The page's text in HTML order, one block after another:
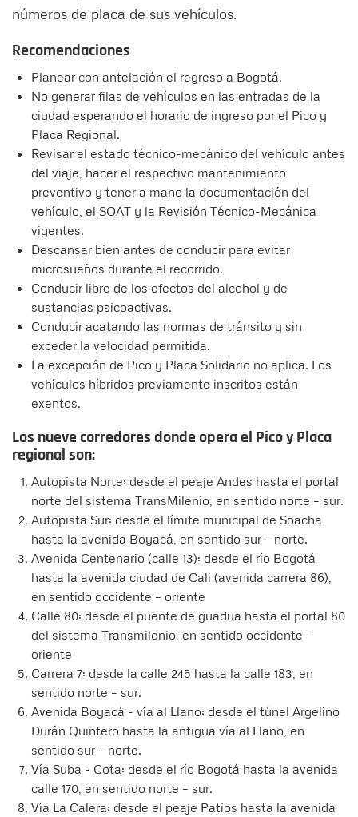
números de placa de sus vehículos.
Recomendaciones
Planear con antelación el regreso a Bogotá.
No generar filas de vehículos en las entradas de la
ciudad esperando el horario de ingreso por el Pico y
Placa Regional.
Revisar el estado técnico-mecánico del vehículo antes
del viaje, hacer el respectivo mantenimiento
preventivo y tener a mano la documentación del
vehículo, el SOAT y la Revisión Técnico-Mecánica
vigentes.
Descansar bien antes de conducir para evitar
microsueños durante el recorrido.
Conducir libre de los efectos del alcohol y de
sustancias psicoactivas.
Conducir acatando las normas de tránsito y sin
exceder la velocidad permitida.
La excepción de Pico y Placa Solidario no aplica. Los
vehículos híbridos previamente inscritos están
exentos.
Los nueve corredores donde opera el Pico y Placa
regional son:
Autopista Norte: desde el peaje Andes hasta el portal
norte del sistema TransMilenio, en sentido norte – sur.
Autopista Sur: desde el límite municipal de Soacha
hasta la avenida Boyacá, en sentido sur – norte.
Avenida Centenario (calle 13): desde el río Bogotá
hasta la avenida ciudad de Cali (avenida carrera 86),
en sentido occidente – oriente
Calle 80: desde el puente de guadua hasta el portal 80
del sistema Transmilenio, en sentido occidente –
oriente
Carrera 7: desde la calle 245 hasta la calle 183, en
sentido norte – sur.
Avenida Boyacá - vía al Llano: desde el túnel Argelino
Durán Quintero hasta la antigua vía al Llano, en
sentido sur – norte.
Vía Suba - Cota: desde el río Bogotá hasta la avenida
calle 170, en sentido norte – sur.
Vía La Calera: desde el peaje Patios hasta la avenida